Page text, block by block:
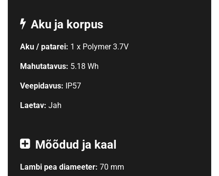
Aku ja korpus
Aku / patarei: 1 x Polymer 3.7V
Mahutatavus: 5.18 Wh
Veepidavus: IP57
Laetav: Jah
Mõõdud ja kaal
Lambi pea diameeter: 70 mm